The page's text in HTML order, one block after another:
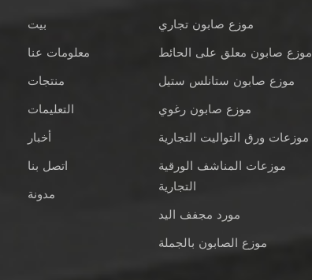
بيت
معلومات عنا
منتجات
التعليمات
أخبار
اتصل بنا
مدونة
موزع صابون تجاري
موزع صابون معلق على الحائط
موزع صابون ستانلس ستيل
موزع صابون رغوي
موزعات ورق التواليت التجارية
موزعات المناشف الورقية
التجارية
مورد مجفف اليد
موزع الصابون بالجملة